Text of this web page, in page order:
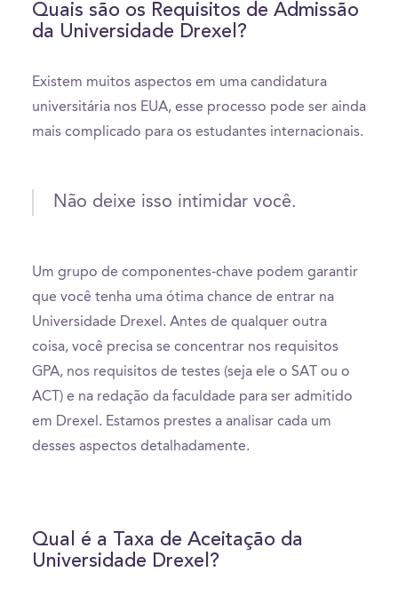
Quais são os Requisitos de Admissão
da Universidade Drexel?
Existem muitos aspectos em uma candidatura
universitária nos EUA, esse processo pode ser ainda
mais complicado para os estudantes internacionais.
Não deixe isso intimidar você.
Um grupo de componentes-chave podem garantir
que você tenha uma ótima chance de entrar na
Universidade Drexel. Antes de qualquer outra
coisa, você precisa se concentrar nos requisitos
GPA, nos requisitos de testes (seja ele o SAT ou o
ACT) e na redação da faculdade para ser admitido
em Drexel. Estamos prestes a analisar cada um
desses aspectos detalhadamente.
Qual é a Taxa de Aceitação da
Universidade Drexel?